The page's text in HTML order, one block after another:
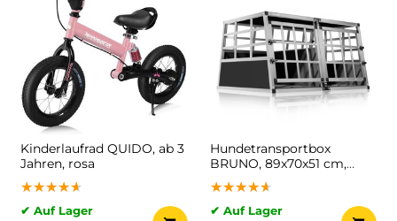
Kinderlaufrad QUIDO, ab 3
Jahren, rosa
★★★★★
★★★★★
★★★★★
✔ Auf Lager
Hundetransportbox
BRUNO, 89x70x51 cm,
silber/schwarz
★★★★★
★★★★★
★★★★★
✔ Auf Lager